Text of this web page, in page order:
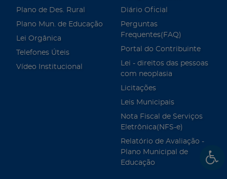
Plano de Des. Rural
Plano Mun. de Educação
Lei Orgânica
Telefones Úteis
Vídeo Institucional
Diário Oficial
Perguntas
Frequentes(FAQ)
Portal do Contribuinte
Lei - direitos das pessoas
com neoplasia
Licitações
Leis Municipais
Nota Fiscal de Serviços
Eletrônica(NFS-e)
Relatório de Avaliação -
Plano Municipal de
Educação